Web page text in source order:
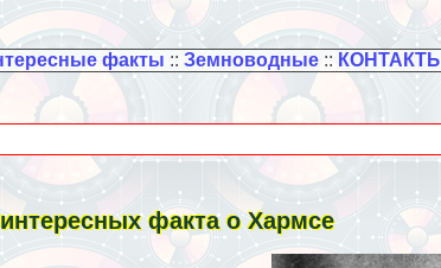
факты :: Земноводные:: КОНТАКТЫ
факта о Хармсе